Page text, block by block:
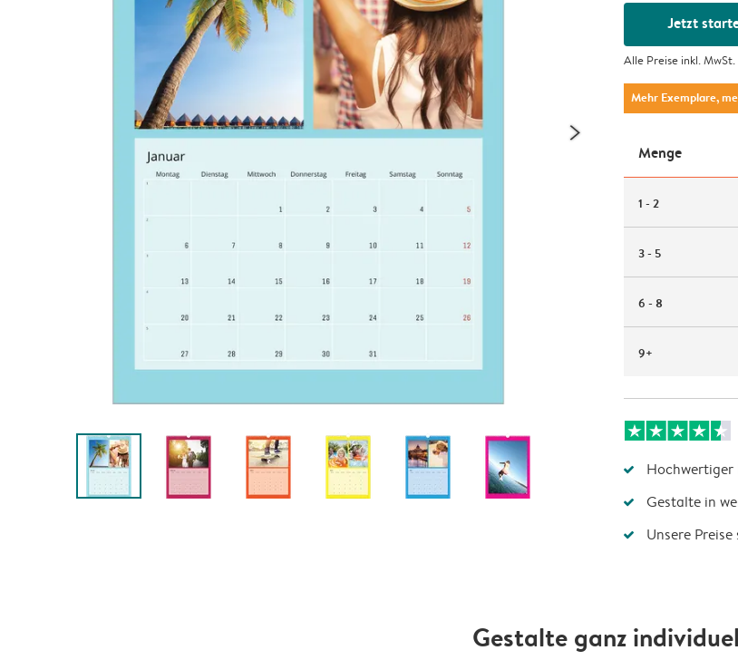
Jetzt
Alle Preise inkl. MwSt.
Mehr Exemplare,
Menge
1 - 2
3 - 5
6 - 8
9+
Hochwertiger
Gestalte in
Unsere
Gestalte ganz